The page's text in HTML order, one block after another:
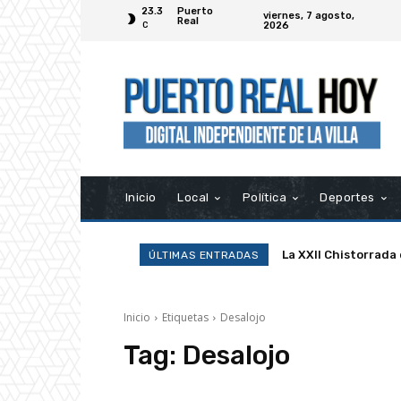
23.3
C
Puerto
Real
viernes, 7 agosto,
2026
Inicio Local Política Deportes
ÚLTIMAS ENTRADAS La XXII
Inicio Etiquetas Desalojo
Tag: Desalojo